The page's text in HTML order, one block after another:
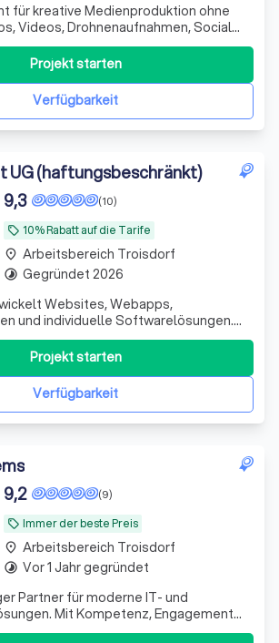
für kreative Medienproduktion ohne
Videos, Drohnenaufnahmen, Social
Eventbegleitung, Werbeclips
oder sie Privat, wir setzen
um. Von kleinen Projekten
Verfügbarkeit
Projekt starten
UG (haftungsbeschränkt)
local_offer 10% Rabatt auf die Tarife
(10)
9,3
Websites, Webapps,
und individuelle Softwarelösungen.
Prozesse zu digitalisieren und
Verfügbarkeit
Projekt starten
place Arbeitsbereich Troisdorf
timelapse Gegründet 2026
local_offer Immer der beste Preis
(9)
9,2
Partner für moderne IT- und
Mit Kompetenz, Engagement
Servicegedanken unterstützen wir
place Arbeitsbereich Troisdorf
timelapse Vor 1 Jahr gegründet